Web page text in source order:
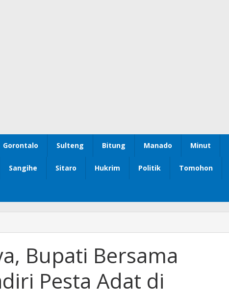
Gorontalo Sulteng Bitung Manado Minut
Sangihe Sitaro Hukrim Politik Tomohon
Bupati Bersama
Pesta Adat di